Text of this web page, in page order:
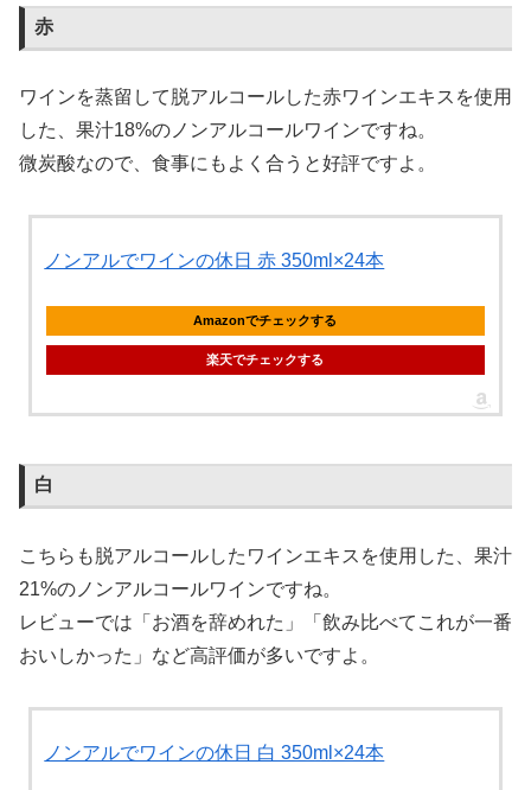
赤
ワインを蒸留して脱アルコールした赤ワインエキスを使用
した、果汁18%のノンアルコールワインですね。
微炭酸なので、食事にもよく合うと好評ですよ。
ノンアルでワインの休日 赤 350ml×24本
Amazonでチェックする
楽天でチェックする
白
こちらも脱アルコールしたワインエキスを使用した、果汁
21%のノンアルコールワインですね。
レビューでは「お酒を辞めれた」「飲み比べてこれが一番
おいしかった」など高評価が多いですよ。
ノンアルでワインの休日 白 350ml×24本